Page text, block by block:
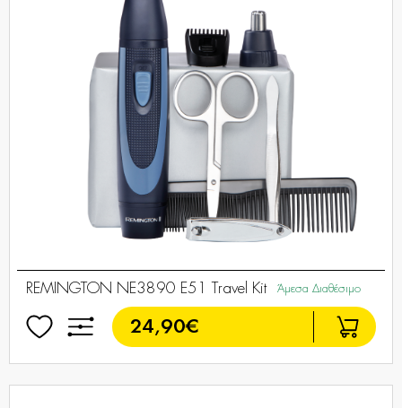
REMINGTON NE3890 E51 Travel Kit Άμεσα Διαθέσιμο
24,90€